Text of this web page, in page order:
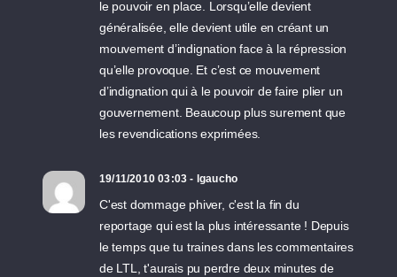
le pouvoir en place. Lorsqu’elle devient
généralisée, elle devient utile en créant un
mouvement d’indignation face à la répression
qu’elle provoque. Et c’est ce mouvement
d’indignation qui à le pouvoir de faire plier un
gouvernement. Beaucoup plus surement que
les revendications exprimées.
19/11/2010 03:03 - lgaucho
C'est dommage phiver, c'est la fin du
reportage qui est la plus intéressante ! Depuis
le temps que tu traines dans les commentaires
de LTL, t'aurais pu perdre deux minutes de